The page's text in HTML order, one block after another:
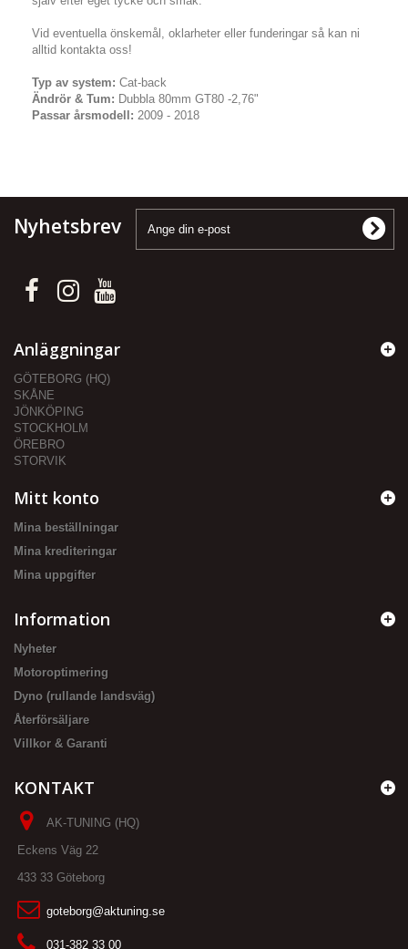
Vid eventuella önskemål, oklarheter eller funderingar så kan ni
alltid kontakta oss!
Typ av system: Cat-back
Ändrör & Tum: Dubbla 80mm GT80 -2,76"
Passar årsmodell: 2009 - 2018
Nyhetsbrev
Anläggningar
GÖTEBORG (HQ)
SKÅNE
JÖNKÖPING
STOCKHOLM
ÖREBRO
STORVIK
Mitt konto
Mina beställningar
Mina krediteringar
Mina uppgifter
Information
Nyheter
Motoroptimering
Dyno (rullande landsväg)
Återförsäljare
Villkor & Garanti
KONTAKT
AK-TUNING (HQ)
Eckens Väg 22
433 33 Göteborg
goteborg@aktuning.se
031-382 33 00